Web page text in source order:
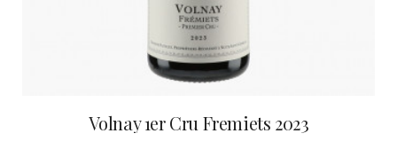
Volnay 1er Cru Fremiets 2023